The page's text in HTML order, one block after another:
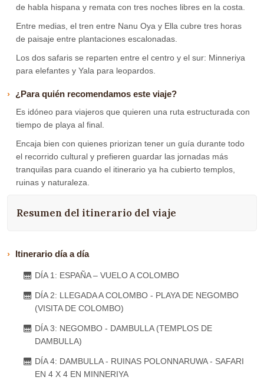
de habla hispana y remata con tres noches libres en la costa.
Entre medias, el tren entre Nanu Oya y Ella cubre tres horas
de paisaje entre plantaciones escalonadas.
Los dos safaris se reparten entre el centro y el sur: Minneriya
para elefantes y Yala para leopardos.
¿Para quién recomendamos este viaje?
Es idóneo para viajeros que quieren una ruta estructurada con
tiempo de playa al final.
Encaja bien con quienes priorizan tener un guía durante todo
el recorrido cultural y prefieren guardar las jornadas más
tranquilas para cuando el itinerario ya ha cubierto templos,
ruinas y naturaleza.
Resumen del itinerario del viaje
Itinerario día a día
DÍA 1: ESPAÑA – VUELO A COLOMBO
DÍA 2: LLEGADA A COLOMBO - PLAYA DE NEGOMBO
(VISITA DE COLOMBO)
DÍA 3: NEGOMBO - DAMBULLA (TEMPLOS DE
DAMBULLA)
DÍA 4: DAMBULLA - RUINAS POLONNARUWA - SAFARI
EN 4 X 4 EN MINNERIYA